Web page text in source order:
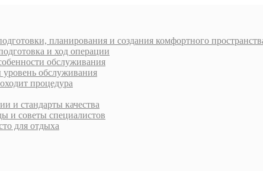
планирования и создания комфортного
и ход операции
обслуживания
уровень обслуживания
процедура
и стандарты качества
и советы специалистов
для отдыха